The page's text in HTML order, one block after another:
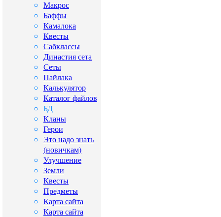
Макрос
Баффы
Камалока
Квесты
Сабклассы
Династия сета
Сеты
Пайлака
Калькулятор
Каталог файлов
БД
Кланы
Герои
Это надо знать
(новичкам)
Улучшение
Земли
Квесты
Предметы
Карта сайта
Карта сайта